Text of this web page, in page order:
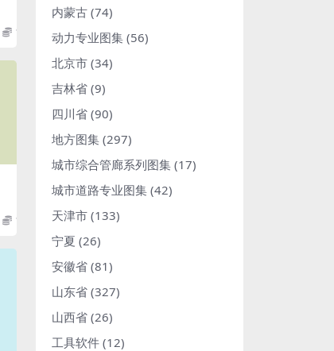
1.98
1.98
内蒙古 (74)
动力专业图集 (56)
北京市 (34)
吉林省 (9)
四川省 (90)
地方图集 (297)
城市综合管廊系列图集 (17)
城市道路专业图集 (42)
天津市 (133)
宁夏 (26)
安徽省 (81)
山东省 (327)
山西省 (26)
工具软件 (12)